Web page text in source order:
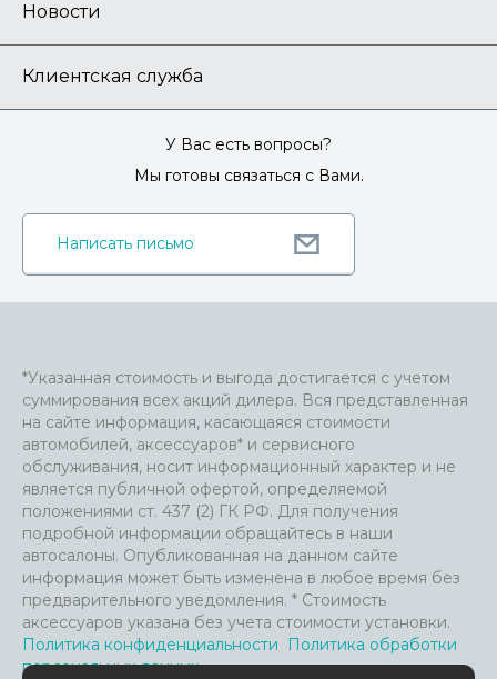
Новости
Клиентская служба
У Вас есть вопросы?
Мы готовы связаться с Вами.
Написать письмо
*Указанная стоимость и выгода достигается с учетом
суммирования всех акций дилера. Вся представленная
на сайте информация, касающаяся стоимости
автомобилей, аксессуаров* и сервисного
обслуживания, носит информационный характер и не
является публичной офертой, определяемой
положениями ст. 437 (2) ГК РФ. Для получения
подробной информации обращайтесь в наши
автосалоны. Опубликованная на данном сайте
информация может быть изменена в любое время без
предварительного уведомления. * Стоимость
аксессуаров указана без учета стоимости установки.
Политика конфиденциальности
Политика обработки
персональных данных